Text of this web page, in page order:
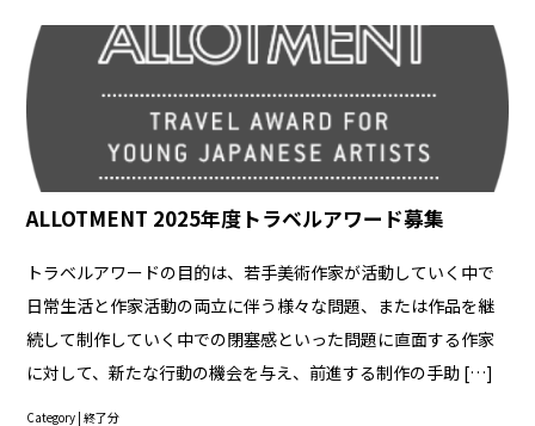
ALLOTMENT 2025年度トラベルアワード募集
トラベルアワードの目的は、若手美術作家が活動していく中で
日常生活と作家活動の両立に伴う様々な問題、または作品を継
続して制作していく中での閉塞感といった問題に直面する作家
に対して、新たな行動の機会を与え、前進する制作の手助 […]
Category |終了分